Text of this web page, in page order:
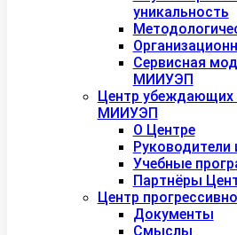
уникальность
Сервисная
МИИУЭП
Центр убеждающих
МИИУЭП
О Центре
Руководители
Учебные
Партнёры
Центр
Документы
Смыслы